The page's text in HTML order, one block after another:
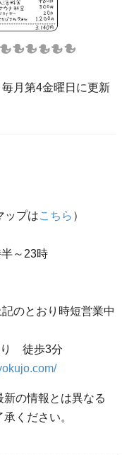
毎月第4金曜日に更新
ップはこちら ）
～23時
のとおり時短営業中
り 徒歩3分
の情報とは異なる
ください。